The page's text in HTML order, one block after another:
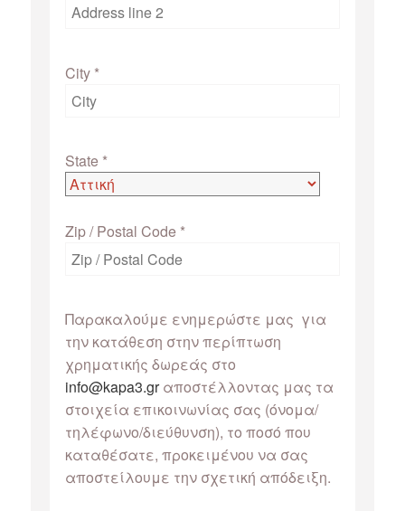
City *
State *
Zip / Postal Code *
Παρακαλούμε ενημερώστε μας για
την κατάθεση στην περίπτωση
χρηματικής δωρεάς στο
info@kapa3.grαποστέλλοντας μας τα
στοιχεία επικοινωνίας σας (όνομα/
τηλέφωνο/διεύθυνση), το ποσό που
καταθέσατε, προκειμένου να σας
αποστείλουμε την σχετική απόδειξη.